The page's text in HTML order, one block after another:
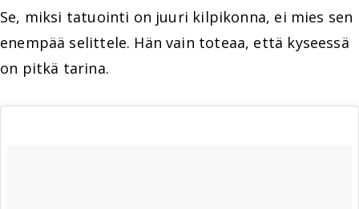
Se, miksi tatuointi on juuri kilpikonna, ei mies sen
enempää selittele. Hän vain toteaa, että kyseessä
on pitkä tarina.